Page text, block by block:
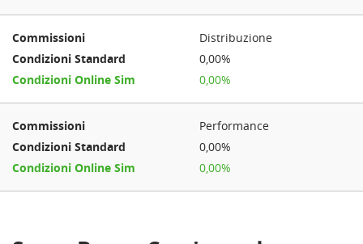
Distribuzione
0,00%
0,00%
Performance
0,00%
0,00%